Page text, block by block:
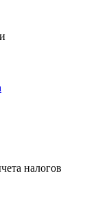
налогов